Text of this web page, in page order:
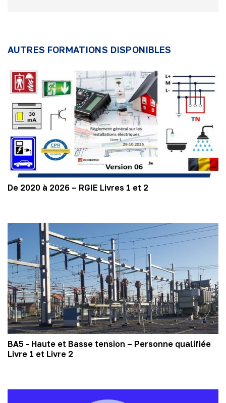
AUTRES FORMATIONS DISPONIBLES
De 2020 à 2026 – RGIE Livres 1 et 2
BA5 - Haute et Basse tension – Personne qualifiée
Livre 1 et Livre 2